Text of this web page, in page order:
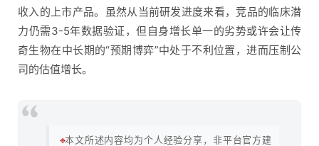
收入的上市产品。虽然从当前研发进度来看，竞品的临床潜
力仍需3-5年数据验证，但自身增长单一的劣势或许会让传
奇生物在中长期的“预期博弈”中处于不利位置，进而压制公
司的估值增长。
🔹本文所述内容均为个人经验分享，非平台官方建